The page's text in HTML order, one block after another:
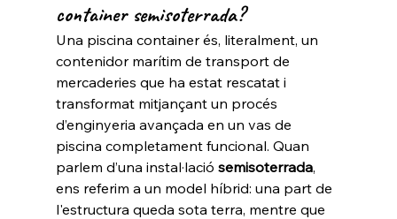
container semisoterrada?
Una piscina container és, literalment, un
contenidor marítim de transport de
mercaderies que ha estat rescatat i
transformat mitjançant un procés
d’enginyeria avançada en un vas de
piscina completament funcional. Quan
parlem d’una instal·lació semisoterrada,
ens referim a un model híbrid: una part de
l'estructura queda sota terra, mentre que